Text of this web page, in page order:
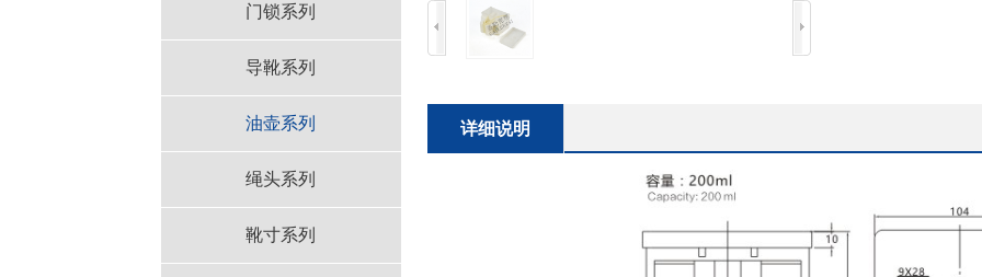
门锁系列
导靴系列
油壶系列
绳头系列
靴寸系列
详细说明